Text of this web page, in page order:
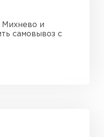
Михнево и
самовывоз с